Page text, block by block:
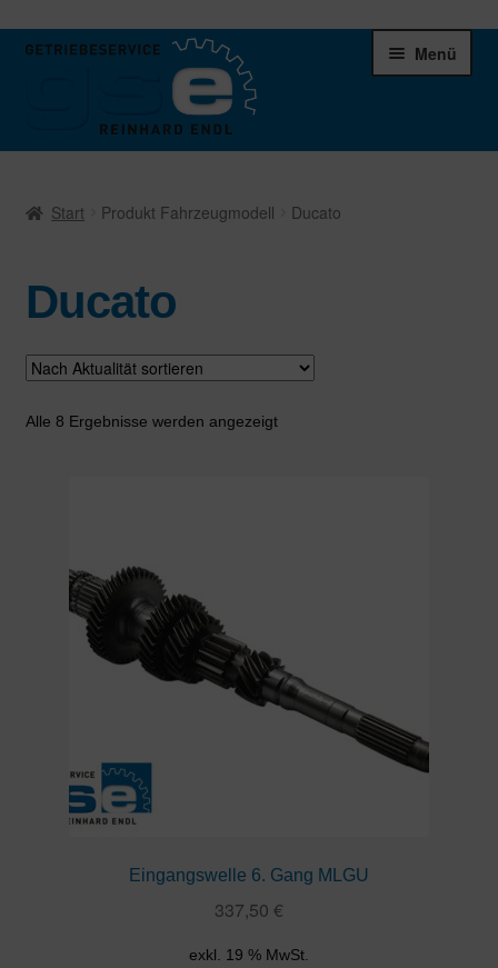
Zur
Zum
Menü
Schaltgetriebe
Verteilergetriebe
Warenkorb
Start Produkt Fahrzeugmodell Ducato
Ducato
Alle 8 Ergebnisse werden angezeigtNach
Eingangswelle 6. Gang MLGU
337,50 €
exkl. 19 % MwSt.